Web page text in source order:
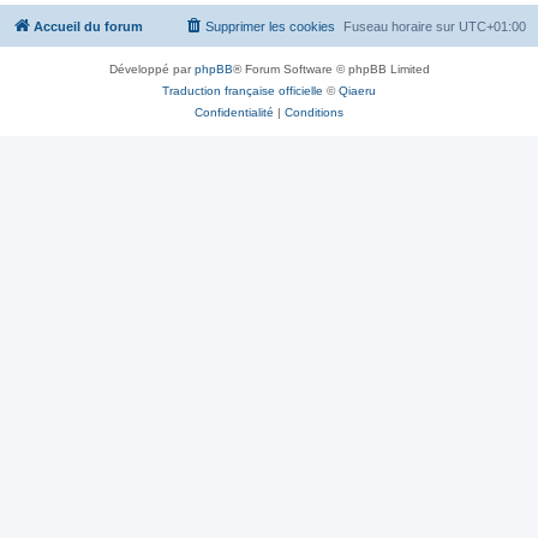
Accueil du forum Fuseau horaire sur UTC+01:00
Supprimer les cookies
Développé parphpBB® Forum Software © phpBB Limited
Traduction française officielle ©Qiaeru
Confidentialité | Conditions